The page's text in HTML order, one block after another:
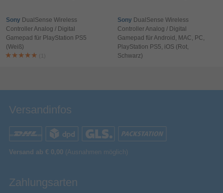
Tiefe 100 mm
Logistikdaten
Warentarifnummer (HS) 95045000
Ursprungsland
Verpackungsbreite
Sonstiges
Artikelnummer 11399138606
Herstellerartikelnummer 10002888
Sony DualSense Wireless
Controller Analog / Digital
Gamepad für PlayStation PS5
(Weiß)
(1)
Sony DualSense Wireless
Controller Analog / Digital
Gamepad für Android, MAC, PC,
PlayStation PS5, iOS (Rot,
Schwarz)
Versandinfos
Versand ab € 0,00 (Ausnahmen möglich)
Zahlungsarten